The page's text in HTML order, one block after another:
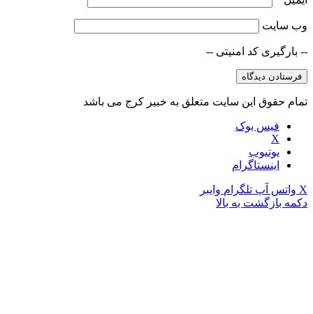
وب‌ سایت
-- بارگیری کد امنیتی --
تمام حقوق این سایت متعلق به خبیر کرج می باشد
فیس بوک
X
یوتیوب
اینستاگرام
X واتس آپ تلگرام وایبر
دکمه بازگشت به بالا